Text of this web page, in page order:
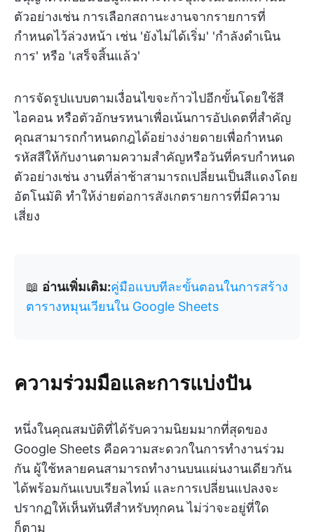
ตัวอย่างเช่น การเลือกสถานะงานจากรายการที่
กำหนดไว้ล่วงหน้า เช่น 'ยังไม่ได้เริ่ม' 'กำลังดำเนิน
การ' หรือ 'เสร็จสิ้นแล้ว'
การจัดรูปแบบตามเงื่อนไขจะก้าวไปอีกขั้นโดยใช้สี
ไอคอน หรือตัวอักษรหนาเพื่อเน้นการอัปเดตที่สำคัญ
คุณสามารถกำหนดกฎได้อย่างง่ายดายเพื่อกำหนด
รหัสสีให้กับงานตามความสำคัญหรือวันที่ครบกำหนด
ตัวอย่างเช่น งานที่ล่าช้าสามารถเปลี่ยนเป็นสีแดงโดย
อัตโนมัติ ทำให้ง่ายต่อการสังเกตรายการที่มีความ
เสี่ยง
📖 อ่านเพิ่มเติม:คู่มือแบบทีละขั้นตอนในการสร้าง
ตารางหมุนเวียนใน Google Sheets
ความร่วมมือและการแบ่งปัน
หนึ่งในคุณสมบัติที่ได้รับความนิยมมากที่สุดของ
Google Sheets คือความสะดวกในการทำงานร่วม
กัน ผู้ใช้หลายคนสามารถทำงานบนแผ่นงานเดียวกัน
ได้พร้อมกันแบบเรียลไทม์ และการเปลี่ยนแปลงจะ
ปรากฏให้เห็นทันทีสำหรับทุกคน ไม่ว่าจะอยู่ที่ใด
ก็ตาม